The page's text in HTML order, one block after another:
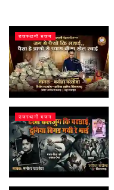
राजस्थानी भजन
राजस्थानी भजन